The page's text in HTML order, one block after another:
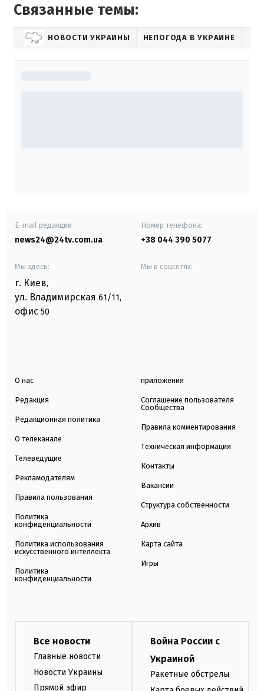
Связанные темы:
НОВОСТИ УКРАИНЫ НЕПОГОДА В УКРАИНЕ
E-mail редакции
news24@24tv.com.ua
Номер телефона:
+38 044 390 5077
Мы здесь:
г. Киев,
ул. Владимирская 61/11,
офис 50
Мы в соцсетях:
О нас
Редакция
Редакционная политика
О телеканале
Телеведущие
Рекламодателям
Правила пользования
Политика
конфиденциальности
Политика использования
искусственного интеллекта
Политика
конфиденциальности
приложения
Соглашение пользователя
Сообщества
Правила комментирования
Техническая информация
Контакты
Вакансии
Структура собственности
Архив
Карта сайта
Игры
Все новости
Главные новости
Новости Украины
Прямой эфир
Война России с
Украиной
Ракетные обстрелы